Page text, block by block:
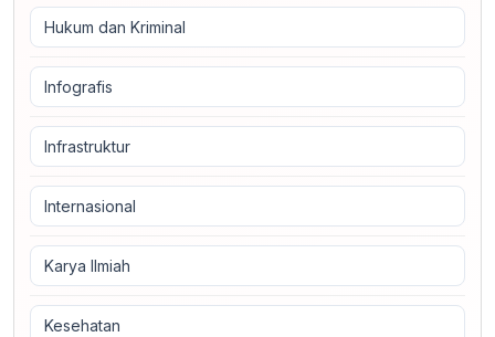
Hukum dan Kriminal
Infografis
Infrastruktur
Internasional
Karya Ilmiah
Kesehatan